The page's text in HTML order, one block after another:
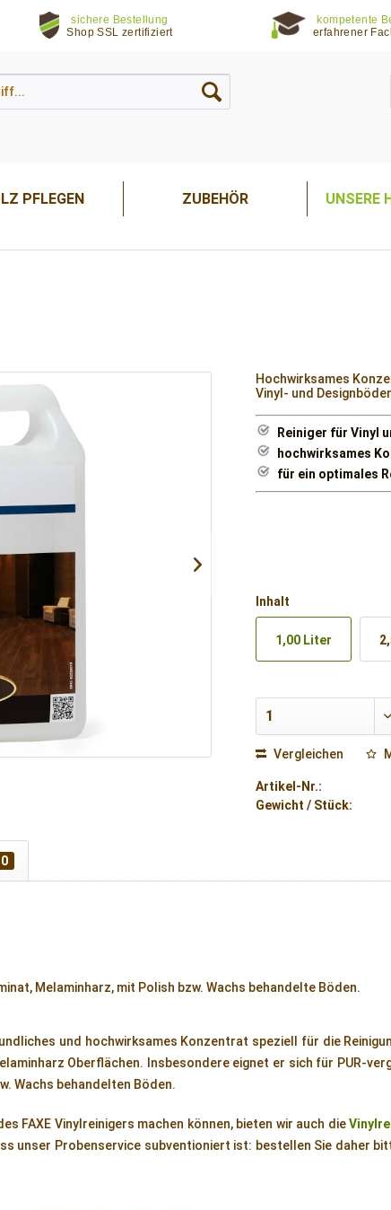
sichere Bestellung
Shop SSL zertifiziert
kompetente
erfahrener
PFLEGEN ZUBEHÖR UNSERE
Hochwirksames
Vinyl- und
Reiniger für Vinyl
hochwirksames
für ein optimales
Inhalt
1,00 Liter
Vergleichen
Artikel-Nr.:
Gewicht / Stück:
0
Melaminharz, mit Polish bzw. Wachs behandelte Böden.
und hochwirksames Konzentrat speziell für die
Oberflächen. Insbesondere eignet er sich für PUR-
Wachs behandelten Böden.
FAXE Vinylreinigers machen können, bieten wir auch die
unser Probenservice subventioniert ist: bestellen Sie daher